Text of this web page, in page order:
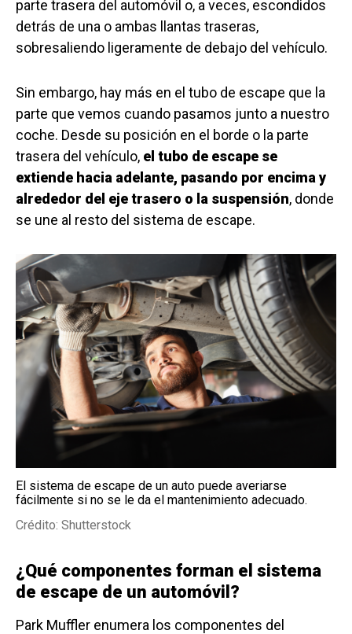
parte trasera del automóvil o, a veces, escondidos
detrás de una o ambas llantas traseras,
sobresaliendo ligeramente de debajo del vehículo.
Sin embargo, hay más en el tubo de escape que la
parte que vemos cuando pasamos junto a nuestro
coche. Desde su posición en el borde o la parte
trasera del vehículo, el tubo de escape se
extiende hacia adelante, pasando por encima y
alrededor del eje trasero o la suspensión, donde
se une al resto del sistema de escape.
El sistema de escape de un auto puede averiarse
fácilmente si no se le da el mantenimiento adecuado.
Crédito: Shutterstock
¿Qué componentes forman el sistema
de escape de un automóvil?
Park Muffler enumera los componentes del